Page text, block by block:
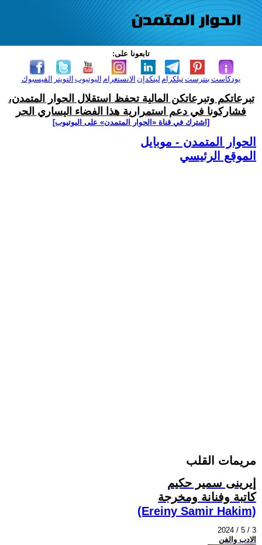
تابعونا على:
الفيسبوك التويتر اليوتيوب الانستغرام لينكدإن تيلكرامبنترست بودكاست
تبرعاتكم وتبرعاتكن المالية تحفظ استقلال الحوار المتمدن،
فشاركونا في دعم استمرارية هذا الفضاء اليساري الحر
[اشترك في قناة ‫«الحوار المتمدن» على اليوتيوب]
الحوار المتمدن - موبايل
الموقع الرئيسي
مريمات القلب
إيرينى سمير حكيم
كاتبة وفنانة ومخرجة
(Ereiny Samir Hakim)
2024 / 5 / 3
الادب والفن